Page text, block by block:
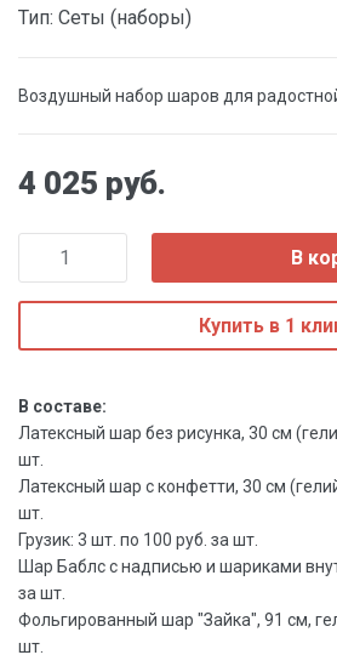
Тип: Сеты (наборы)
Воздушный набор шаров для
4 025 руб.
В
Купить в 1
В составе:
Латексный шар без рисунка, 30 см
шт.
Латексный шар с конфетти, 30 см
шт.
Грузик: 3 шт. по 100 руб. за шт.
Шар Баблс с надписью и шариками
за шт.
Фольгированный шар "Зайка", 91 см,
шт.